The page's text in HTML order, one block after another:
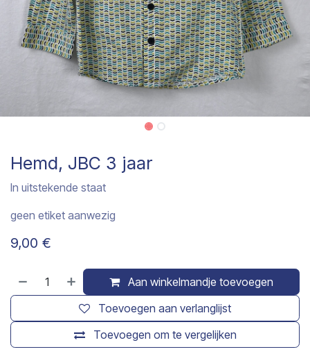
Hemd, JBC 3 jaar
In uitstekende staat
geen etiket aanwezig
9,00 €
Aan winkelmandje toevoegen
Toevoegen om te vergelijken
Toevoegen aan verlanglijst